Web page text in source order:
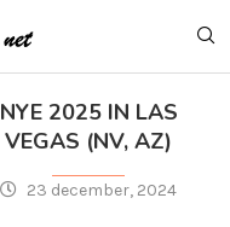
NYE 2025 IN LAS
VEGAS (NV, AZ)
23 december, 2024